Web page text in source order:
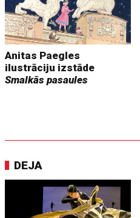
Anitas Paegles
ilustrāciju izstāde
Smalkās pasaules
DEJA